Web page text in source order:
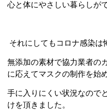
心と体にやさしい暮らしが
それにしてもコロナ感染は
無添加の素材で協力業者の
に応えてマスクの制作を始
手に入りにくい状況なので
けを頂きました。